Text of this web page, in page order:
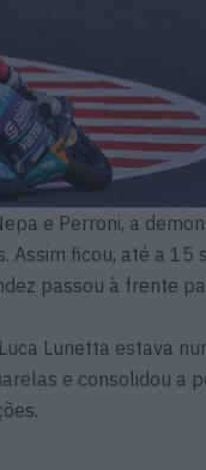
e Perroni, a
Assim ficou, até a 15
passou à frente
Lunetta estava
e consolidou a